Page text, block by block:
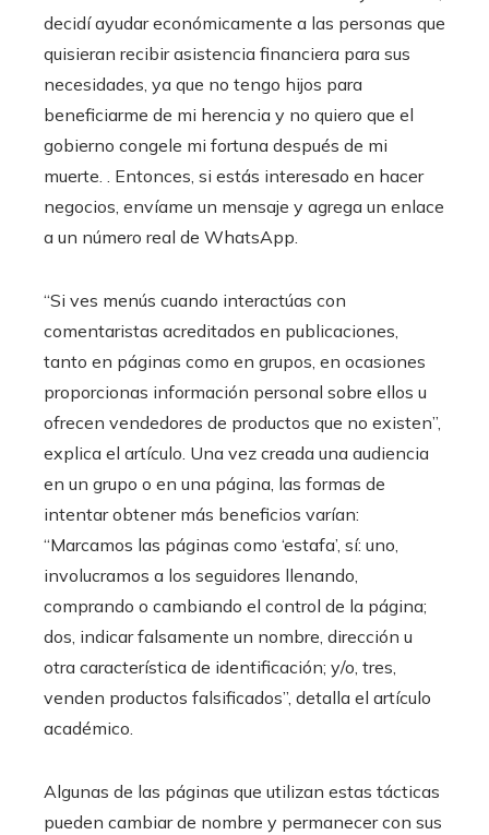
decidí ayudar económicamente a las personas que
quisieran recibir asistencia financiera para sus
necesidades, ya que no tengo hijos para
beneficiarme de mi herencia y no quiero que el
gobierno congele mi fortuna después de mi
muerte. . Entonces, si estás interesado en hacer
negocios, envíame un mensaje y agrega un enlace
a un número real de WhatsApp.
“Si ves menús cuando interactúas con
comentaristas acreditados en publicaciones,
tanto en páginas como en grupos, en ocasiones
proporcionas información personal sobre ellos u
ofrecen vendedores de productos que no existen”,
explica el artículo. Una vez creada una audiencia
en un grupo o en una página, las formas de
intentar obtener más beneficios varían:
“Marcamos las páginas como ‘estafa’, sí: uno,
involucramos a los seguidores llenando,
comprando o cambiando el control de la página;
dos, indicar falsamente un nombre, dirección u
otra característica de identificación; y/o, tres,
venden productos falsificados”, detalla el artículo
académico.
Algunas de las páginas que utilizan estas tácticas
pueden cambiar de nombre y permanecer con sus